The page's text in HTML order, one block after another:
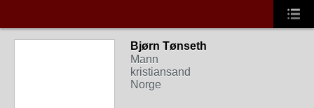
Bjørn Tønseth
Mann
kristiansand
Norge